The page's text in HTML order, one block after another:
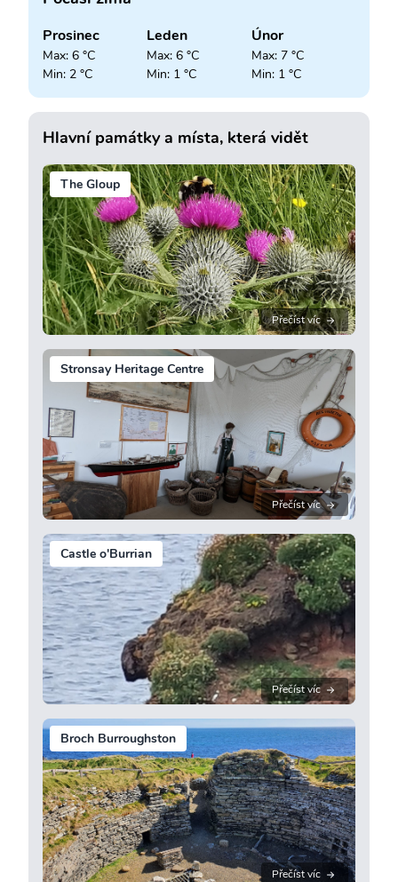
Prosinec
Max: 6 °C
Min: 2 °C
Leden
Max: 6 °C
Min: 1 °C
Únor
Max: 7 °C
Min: 1 °C
Hlavní památky a místa, která vidět
The Gloup
Přečíst víc
Stronsay Heritage Centre
Přečíst víc
Castle o'Burrian
Přečíst víc
Broch Burroughston
Přečíst víc